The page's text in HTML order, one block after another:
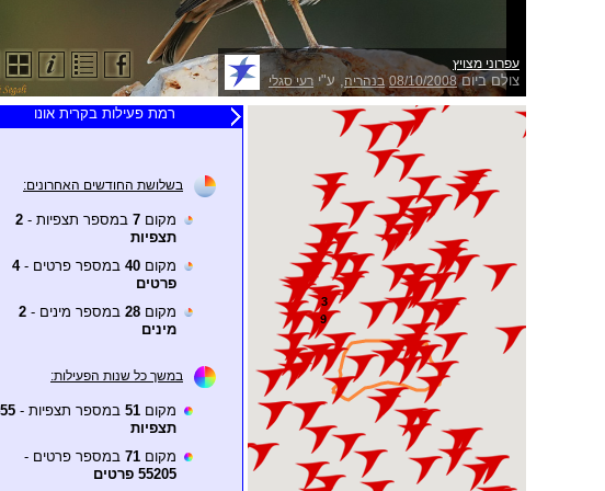
עפרוני מצויץ
צולם ביום08/10/2008 בנהריה, ע"י רעי סגלי
רמת פעילות בקרית אונו
בשלושת החודשים האחרונים:
מקום 7 במספר תצפיות - 2
תצפיות
מקום 40 במספר פרטים -4
פרטים
מקום 28 במספר מינים - 2
מינים
במשך כל שנות הפעילות:
מקום 51 במספר תצפיות -
תצפיות
מקום 71 במספר פרטים -
55205 פרטים